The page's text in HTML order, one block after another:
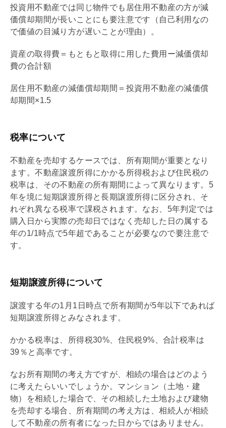
投資用不動産では同じ物件でも居住用不動産の方が減
価償却期間が長いことにも要注意です（自己利用なの
で価値の目減り方が遅いことが理由）。
資産の取得費＝もともと取得に用した費用ー減価償却
費の合計額
居住用不動産の減価償却期間＝投資用不動産の減価償
却期間×1.5
税率について
不動産を売却するケースでは、所有期間が重要となり
ます。不動産譲渡所得にかかる所得税および住民税の
税率は、その不動産の所有期間によって異なります。5
年を境に短期譲渡所得と長期譲渡所得に区分され、そ
れぞれ異なる税率で課税されます。なお、5年判定では
購入日から実際の売却日ではなく売却した日の属する
年の1/1時点で5年超であることが必要なので要注意で
す。
短期譲渡所得について
譲渡する年の1月1日時点で所有期間が5年以下であれば
短期譲渡所得とみなされます。
かかる税率は、所得税30%、住民税9%、合計税率は
39％と高率です。
なお所有期間の考え方ですが、相続の場合はどのよう
に考えたらいいでしょうか。マンション（土地・建
物）を相続した場合で、その相続した土地および建物
を売却する場合、所有期間の考え方は、相続人が相続
して不動産の所有者になった日からではありません。